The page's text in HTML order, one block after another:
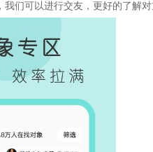
们可以进行交友，更好的了解对